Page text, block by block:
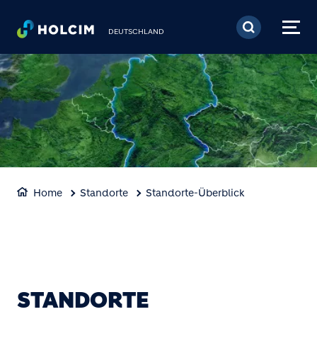
Direkt zum Inhalt
DEUTSCHLAND
Home Standorte Standorte-Überblick
STANDORTE